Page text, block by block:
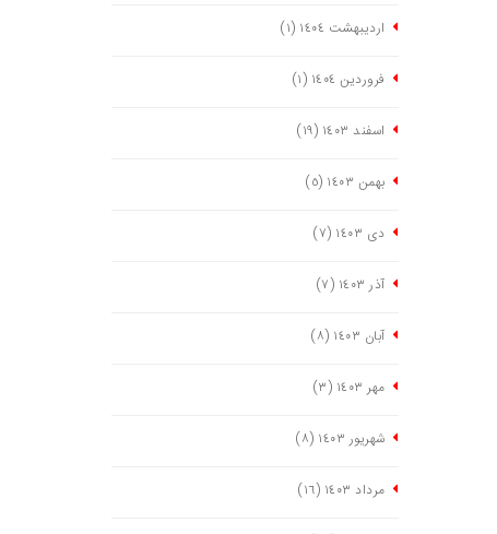
اردیبهشت ١٤٠٤ (١)
فروردین ١٤٠٤ (١)
اسفند ١٤٠٣ (١٩)
بهمن ١٤٠٣ (٥)
دی ١٤٠٣ (٧)
آذر ١٤٠٣ (٧)
آبان ١٤٠٣ (٨)
مهر ١٤٠٣ (٣)
شهریور ١٤٠٣ (٨)
مرداد ١٤٠٣ (١٦)